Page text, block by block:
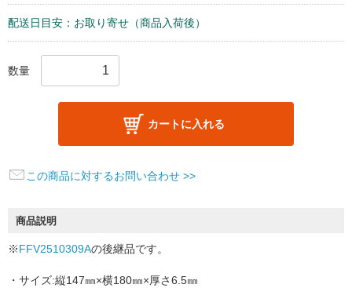
配送日目安：お取り寄せ（商品入荷後）
数量
カートに入れる
この商品に対するお問い合わせ >>
商品説明
※FFV2510309Aの後継品です。
・サイズ:縦147㎜×横180㎜×厚さ6.5㎜